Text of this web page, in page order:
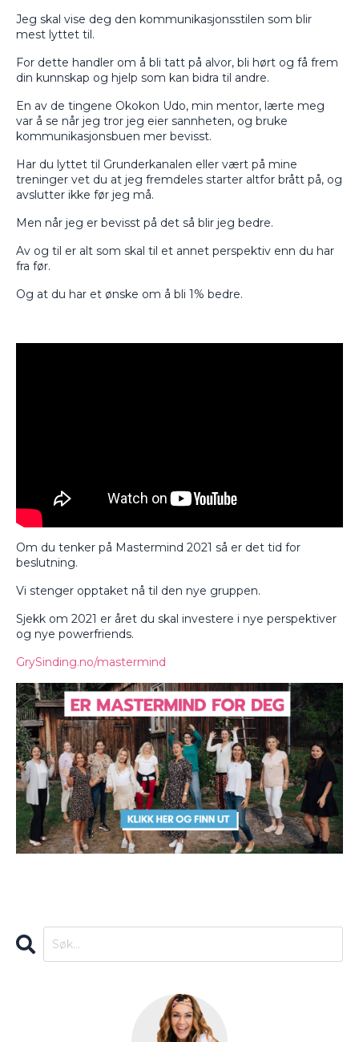
Jeg skal vise deg den kommunikasjonsstilen som blir
mest lyttet til.
For dette handler om å bli tatt på alvor, bli hørt og få frem
din kunnskap og hjelp som kan bidra til andre.
En av de tingene Okokon Udo, min mentor, lærte meg
var å se når jeg tror jeg eier sannheten, og bruke
kommunikasjonsbuen mer bevisst.
Har du lyttet til Grunderkanalen eller vært på mine
treninger vet du at jeg fremdeles starter altfor brått på, og
avslutter ikke før jeg må.
Men når jeg er bevisst på det så blir jeg bedre.
Av og til er alt som skal til et annet perspektiv enn du har
fra før.
Og at du har et ønske om å bli 1% bedre.
Om du tenker på Mastermind 2021 så er det tid for
beslutning.
Vi stenger opptaket nå til den nye gruppen.
Sjekk om 2021 er året du skal investere i nye perspektiver
og nye powerfriends.
GrySinding.no/mastermind